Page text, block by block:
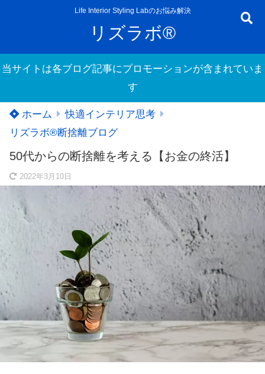
Life Interior Styling Labのお悩み解決
リズラボ®
当サイトは各ブログ記事にプロモーションが含まれていま
す
ホーム
快適インテリア思考
リズラボ®️断捨離ブログ
50代からの断捨離を考える【お金の終活】
2022年3月10日